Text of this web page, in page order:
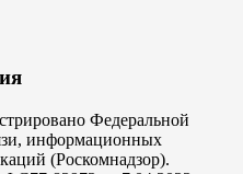
Федеральной
информационных
(Роскомнадзор).